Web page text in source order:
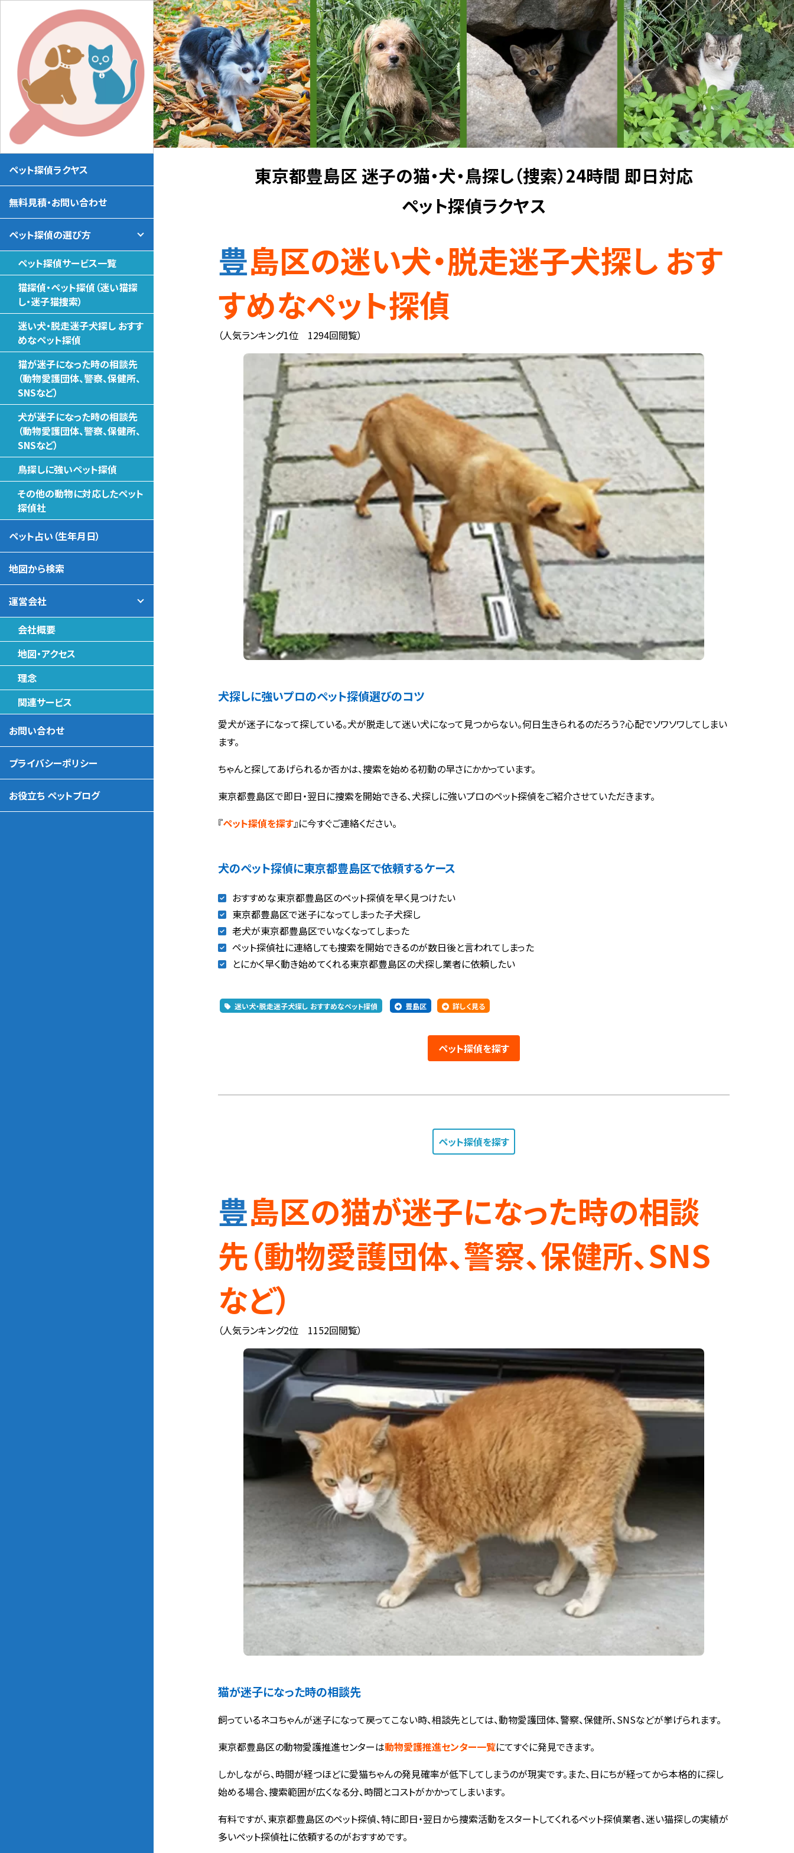
東京都豊島区 迷子の猫・犬・鳥探し（捜索）24時間 即日対応
ペット探偵ラクヤス
豊島区の迷い犬・脱走迷子犬探し おす
すめなペット探偵
（人気ランキング1位 1294回閲覧）
犬探しに強いプロのペット探偵選びのコツ
愛犬が迷子になって探している。犬が脱走して迷い犬になって見つからない。何日生きられるのだろう？心配でソワソワしてしまい
ます。
ちゃんと探してあげられるか否かは、捜索を始める初動の早さにかかっています。
東京都豊島区で即日・翌日に捜索を開始できる、犬探しに強いプロのペット探偵をご紹介させていただきます。
『ペット探偵を探す』に今すぐご連絡ください。
犬のペット探偵に東京都豊島区で依頼するケース
おすすめな東京都豊島区のペット探偵を早く見つけたい
東京都豊島区で迷子になってしまった子犬探し
老犬が東京都豊島区でいなくなってしまった
ペット探偵社に連絡しても捜索を開始できるのが数日後と言われてしまった
とにかく早く動き始めてくれる東京都豊島区の犬探し業者に依頼したい
迷い犬・脱走迷子犬探し おすすめなペット探偵 豊島区 詳しく見る
ペット探偵を探す
ペット探偵を探す
豊島区の猫が迷子になった時の相談
先（動物愛護団体、警察、保健所、SNS
など）
（人気ランキング2位 1152回閲覧）
猫が迷子になった時の相談先
飼っているネコちゃんが迷子になって戻ってこない時、相談先としては、動物愛護団体、警察、保健所、SNSなどが挙げられます。
東京都豊島区の動物愛護推進センターは動物愛護推進センター一覧にてすぐに発見できます。
しかしながら、時間が経つほどに愛猫ちゃんの発見確率が低下してしまうのが現実です。また、日にちが経ってから本格的に探し
始める場合、捜索範囲が広くなる分、時間とコストがかかってしまいます。
有料ですが、東京都豊島区のペット探偵、特に即日・翌日から捜索活動をスタートしてくれるペット探偵業者、迷い猫探しの実績が
多いペット探偵社に依頼するのがおすすめです。
ペット探偵ラクヤス
無料見積・お問い合わせ
ペット探偵の選び方
ペット探偵サービス一覧
猫探偵・ペット探偵（迷い猫探
し・迷子猫捜索）
迷い犬・脱走迷子犬探し おすす
めなペット探偵
猫が迷子になった時の相談先
（動物愛護団体、警察、保健所、
SNSなど）
犬が迷子になった時の相談先
（動物愛護団体、警察、保健所、
SNSなど）
鳥探しに強いペット探偵
その他の動物に対応したペット
探偵社
ペット占い（生年月日）
地図から検索
運営会社
会社概要
地図・アクセス
理念
関連サービス
お問い合わせ
プライバシーポリシー
お役立ち ペットブログ